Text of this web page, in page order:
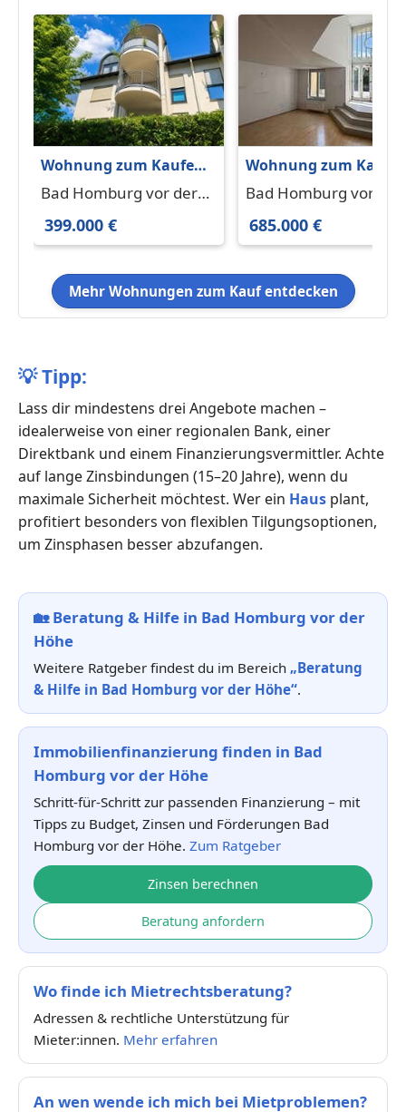
Wohnung zum Kaufen
in Bad Homburg vor
399.000 € 105 m²
Bad Homburg vor der
Höhe / Kirdorf 61350
399.000 €
Wohnung zum
in Bad Homburg vor
m²
Bad Homburg vor der
Höhe 61352
685.000 €
Mehr Wohnungen zum Kauf entdecken
💡Tipp:
Lass dir mindestens drei Angebote machen –
idealerweise von einer regionalen Bank, einer
Direktbank und einem Finanzierungsvermittler. Achte
auf lange Zinsbindungen (15–20 Jahre), wenn du
maximale Sicherheit möchtest. Wer ein Haus plant,
profitiert besonders von flexiblen Tilgungsoptionen,
um Zinsphasen besser abzufangen.
🏡Beratung & Hilfe in Bad Homburg vor der
Höhe
Weitere Ratgeber findest du im Bereich „Beratung
& Hilfe in Bad Homburg vor der Höhe“.
Immobilienfinanzierung finden in Bad
Homburg vor der Höhe
Schritt-für-Schritt zur passenden Finanzierung – mit
Tipps zu Budget, Zinsen und Förderungen Bad
Homburg vor der Höhe. Zum Ratgeber
Zinsen berechnen
Beratung anfordern
Wo finde ich Mietrechtsberatung?
Adressen & rechtliche Unterstützung für
Mieter:innen. Mehr erfahren
An wen wende ich mich bei Mietproblemen?